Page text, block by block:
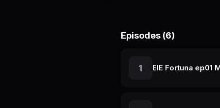
Episodes (6)
1 ElE Fortuna ep01